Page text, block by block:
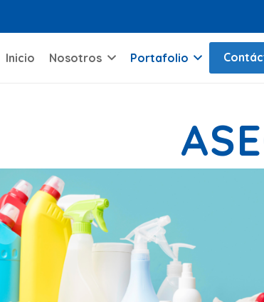
Inicio Nosotros Portafolio